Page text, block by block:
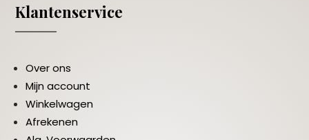
Klantenservice
Over ons
Mijn account
Winkelwagen
Afrekenen